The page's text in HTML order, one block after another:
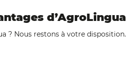
d’AgroLingua
? Nous restons à votre disposition.